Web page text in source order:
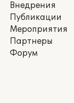
Внедрения
Публикации
Мероприятия
Партнеры
Форум